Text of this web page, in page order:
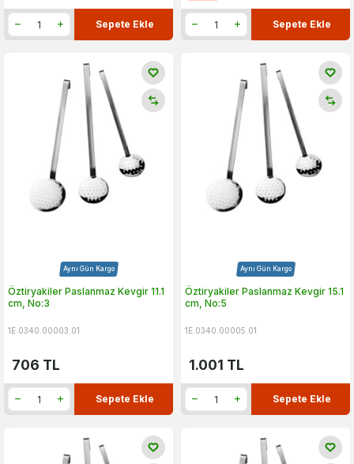
Sepete Ekle Sepete Ekle
Aynı Gün Kargo
Öztiryakiler Paslanmaz Kevgir 11.1
cm, No:3
1E.0340.00003.01
706 TL
Sepete Ekle
Aynı Gün Kargo
Öztiryakiler Paslanmaz Kevgir 15.1
cm, No:5
1E.0340.00005.01
1.001 TL
Sepete Ekle